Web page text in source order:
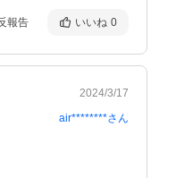
報告 いいね 0
2024/3/17
air********さん